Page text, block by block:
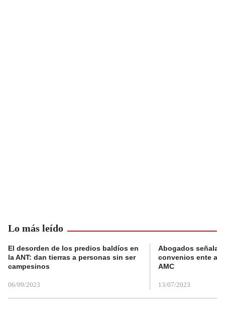
Lo más leído
El desorden de los predios baldíos en
la ANT: dan tierras a personas sin ser
campesinos
06/09/2023
Abogados
convenios ente
AMC
13/07/2023